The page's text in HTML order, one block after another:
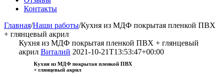
Контакты
Главная/Наши работы/Кухня из МДФ покрытая пленкой ПВХ
+ глянцевый акрил
Кухня из МДФ покрытая пленкой ПВХ + глянцевый
акрил Виталий 2021-10-21T13:53:47+00:00
Кухня из МДФ покрытая пленкой ПВХ
+ глянцевый акрил